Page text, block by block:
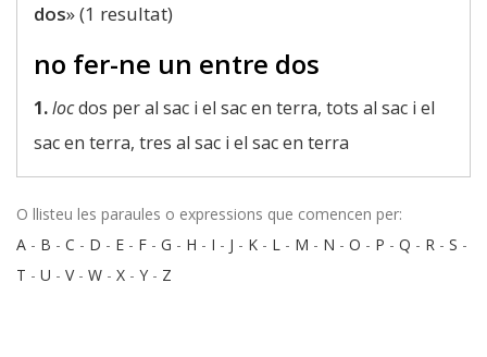
dos» (1 resultat)
no fer-ne un entre dos
1.locdos per al sac i el sac en terra, tots al sac i el
sac en terra, tres al sac i el sac en terra
O llisteu les paraules o expressions que comencen per:
A - B - C - D - E - F - G - H - I - J - K - L - M - N - O - P - Q - R - S -
T - U - V- W - X - Y - Z